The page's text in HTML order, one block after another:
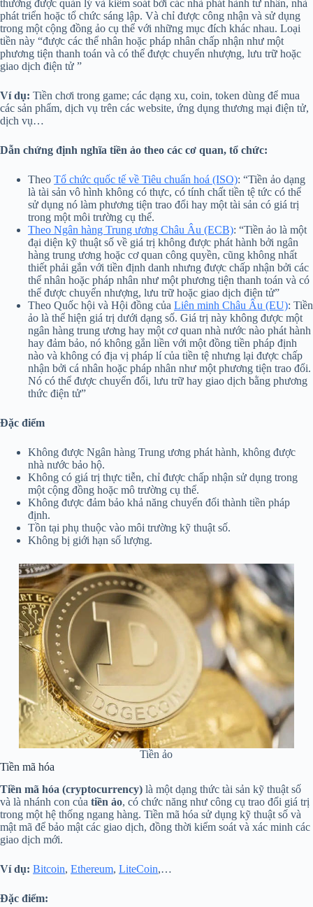
thường được quản lý và kiểm soát bởi các nhà phát hành tư nhân, nhà
phát triển hoặc tổ chức sáng lập. Và chỉ được công nhận và sử dụng
trong một cộng đồng ảo cụ thể với những mục đích khác nhau. Loại
tiền này “được các thể nhân hoặc pháp nhân chấp nhận như một
phương tiện thanh toán và có thể được chuyển nhượng, lưu trữ hoặc
giao dịch điện tử ”
Ví dụ: Tiền chơi trong game; các dạng xu, coin, token dùng để mua
các sản phẩm, dịch vụ trên các website, ứng dụng thương mại điện tử,
dịch vụ…
Dẫn chứng định nghĩa tiền ảo theo các cơ quan, tổ chức:
Theo Tổ chức quốc tế về Tiêu chuẩn hoá (ISO): “Tiền ảo dạng
là tài sản vô hình không có thực, có tính chất tiền tệ tức có thể
sử dụng nó làm phương tiện trao đổi hay một tài sản có giá trị
trong một môi trường cụ thể.
Theo Ngân hàng Trung ương Châu Âu (ECB): “Tiền ảo là một
đại diện kỹ thuật số về giá trị không được phát hành bởi ngân
hàng trung ương hoặc cơ quan công quyền, cũng không nhất
thiết phải gắn với tiền định danh nhưng được chấp nhận bởi các
thể nhân hoặc pháp nhân như một phương tiện thanh toán và có
thể được chuyển nhượng, lưu trữ hoặc giao dịch điện tử”
Theo Quốc hội và Hội đồng của Liên minh Châu Âu (EU): Tiền
ảo là thể hiện giá trị dưới dạng số. Giá trị này không được một
ngân hàng trung ương hay một cơ quan nhà nước nào phát hành
hay đảm bảo, nó không gắn liền với một đồng tiền pháp định
nào và không có địa vị pháp lí của tiền tệ nhưng lại được chấp
nhận bởi cá nhân hoặc pháp nhân như một phương tiện trao đổi.
Nó có thể được chuyển đổi, lưu trữ hay giao dịch bằng phương
thức điện tử”
Đặc điểm
Không được Ngân hàng Trung ương phát hành, không được
nhà nước bảo hộ.
Không có giá trị thực tiễn, chỉ được chấp nhận sử dụng trong
một cộng đồng hoặc mô trường cụ thể.
Không được đảm bảo khả năng chuyển đổi thành tiền pháp
định.
Tồn tại phụ thuộc vào môi trường kỹ thuật số.
Không bị giới hạn số lượng.
Tiền ảo
Tiền mã hóa
Tiền mã hóa (cryptocurrency) là một dạng thức tài sản kỹ thuật số
và là nhánh con của tiền ảo, có chức năng như công cụ trao đổi giá trị
trong một hệ thống ngang hàng. Tiền mã hóa sử dụng kỹ thuật số và
mật mã để bảo mật các giao dịch, đồng thời kiểm soát và xác minh các
giao dịch mới.
Ví dụ: Bitcoin, Ethereum, LiteCoin,…
Đặc điểm: